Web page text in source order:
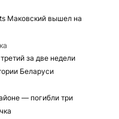
Маковский вышел на
за две недели
Беларуси
— погибли три